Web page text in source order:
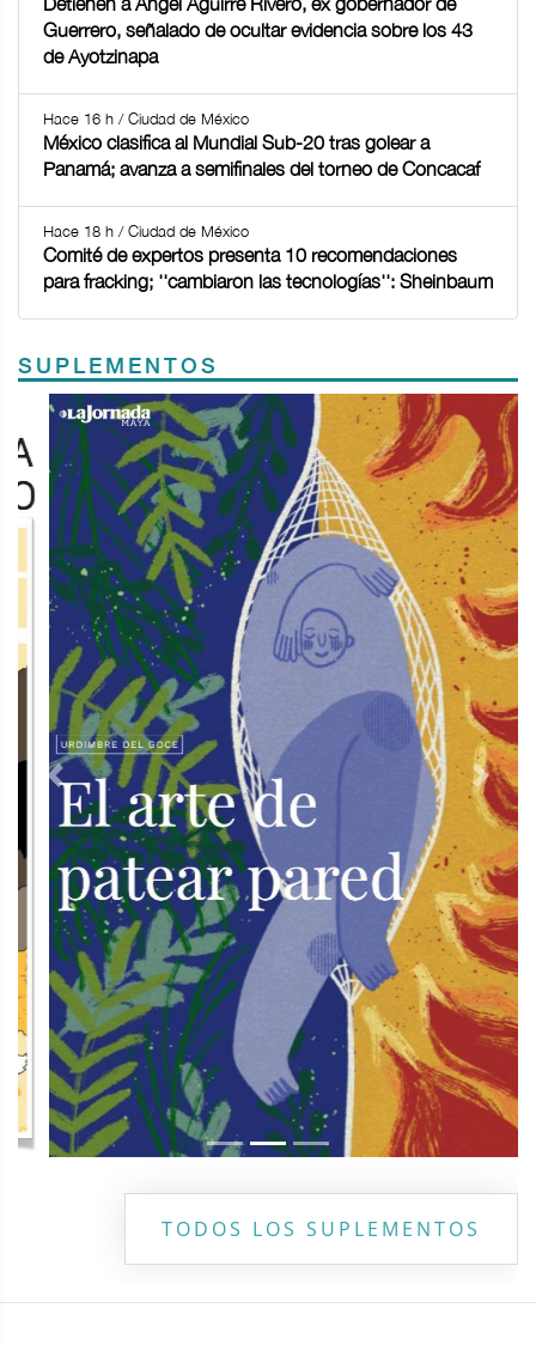
Guerrero, señalado de ocultar evidencia sobre los 43
de Ayotzinapa
Hace 16 h / Ciudad de México
México clasifica al Mundial Sub-20 tras golear a
Panamá; avanza a semifinales del torneo de Concacaf
Hace 18 h / Ciudad de México
Comité de expertos presenta 10 recomendaciones
para fracking; ''cambiaron las tecnologías'': Sheinbaum
SUPLEMENTOS
Previous Next
TODOS LOS SUPLEMENTOS